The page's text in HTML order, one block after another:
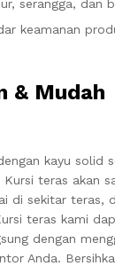
serangga, dan
keamanan
& Mudah
kayu solid
teras akan
di sekitar teras,
teras kami
dengan
Anda.